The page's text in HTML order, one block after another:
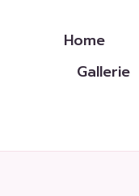
Home
Gallerie